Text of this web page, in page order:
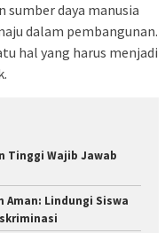
daya manusia
dalam pembangunan.
hal yang harus menjadi
Tinggi Wajib Jawab
Aman: Lindungi Siswa